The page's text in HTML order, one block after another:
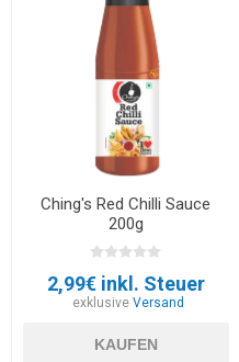
Ching's Red Chilli Sauce
200g
2,99€ inkl. Steuer
exklusiveVersand
KAUFEN